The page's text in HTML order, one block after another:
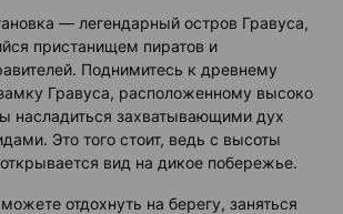
— легендарный остров Гравуса,
пристанищем пиратов и
Поднимитесь к древнему
Гравуса, расположенному высоко
насладиться захватывающими дух
Это того стоит, ведь с высоты
открывается вид на дикое побережье.
отдохнуть на берегу, заняться